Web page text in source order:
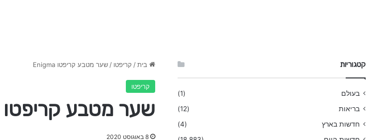
בית / קריפטו / שער מטבע קריפטו Enigma
קריפטו
שער מטבע קריפטו Enigma
8 באוגוסט 2020
קטגוריות
בעולם
(1)
בריאות
(12)
חדשות בארץ
(4)